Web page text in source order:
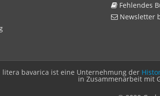
Fehlendes
Newsletter
litera bavarica ist eine Unternehmung der
in Zusammenarbeit mit